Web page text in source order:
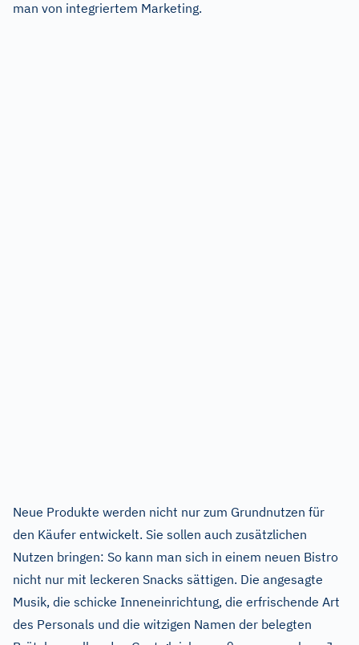
man von integriertem Marketing.
Neue Produkte werden nicht nur zum Grundnutzen für
den Käufer entwickelt. Sie sollen auch zusätzlichen
Nutzen bringen: So kann man sich in einem neuen Bistro
nicht nur mit leckeren Snacks sättigen. Die angesagte
Musik, die schicke Inneneinrichtung, die erfrischende Art
des Personals und die witzigen Namen der belegten